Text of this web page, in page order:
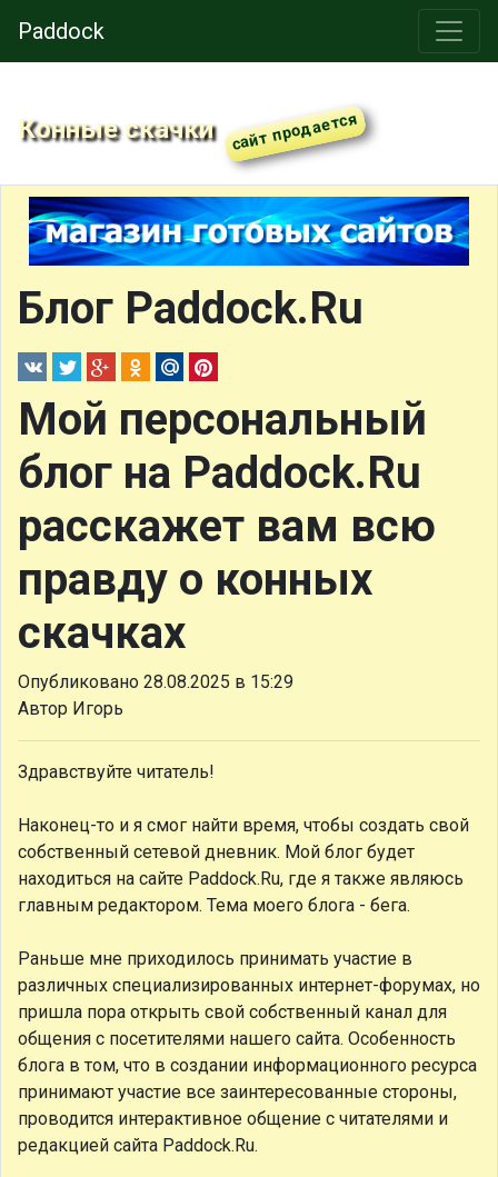
Paddock
Конные скачки
Блог Paddock.Ru
Мой персональный
блог на Paddock.Ru
расскажет вам всю
правду о конных
скачках
Опубликовано 28.08.2025 в 15:29
Автор Игорь
Здравствуйте читатель!
Наконец-то и я смог найти время, чтобы создать свой
собственный сетевой дневник. Мой блог будет
находиться на сайте Paddock.Ru, где я также являюсь
главным редактором. Тема моего блога - бега.
Раньше мне приходилось принимать участие в
различных специализированных интернет-форумах, но
пришла пора открыть свой собственный канал для
общения с посетителями нашего сайта. Особенность
блога в том, что в создании информационного ресурса
принимают участие все заинтересованные стороны,
проводится интерактивное общение с читателями и
редакцией сайта Paddock.Ru.